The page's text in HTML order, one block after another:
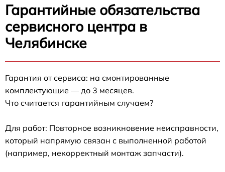
Гарантийные обязательства
сервисного центра в
Челябинске
Гарантия от сервиса: на смонтированные
комплектующие — до 3 месяцев.
Что считается гарантийным случаем?
Для работ: Повторное возникновение неисправности,
который напрямую связан с выполненной работой
(например, некорректный монтаж запчасти).